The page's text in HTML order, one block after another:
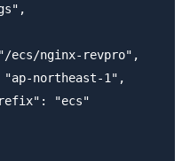
ecs/nginx-revpro",
northeast-1",
"ecs"